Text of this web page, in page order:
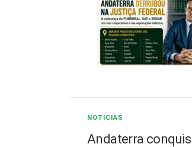
NOTICIAS
Andaterra